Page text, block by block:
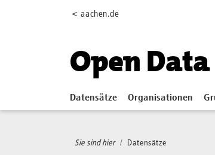
< aachen.de
Open
Datensätze Organisationen
Sie sind hier Datensätze